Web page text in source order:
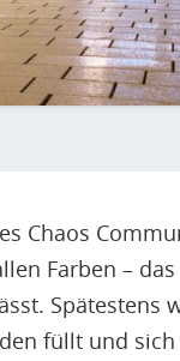
Chaos
Farben –
Spätestens
füllt und